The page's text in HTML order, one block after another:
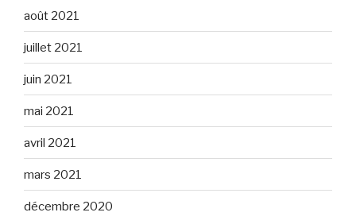
août 2021
juillet 2021
juin 2021
mai 2021
avril 2021
mars 2021
décembre 2020